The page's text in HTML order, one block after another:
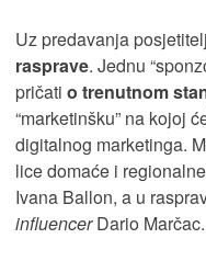
Uz predavanja
rasprave. Jednu
pričati o trenutnom
“marketinšku” na kojoj
digitalnog marketinga.
lice domaće i
Ivana Ballon, a u
influencerDario Marčac.